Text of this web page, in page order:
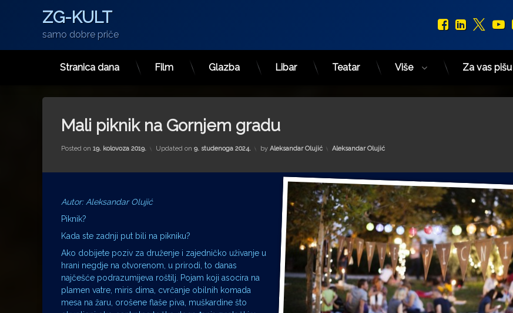
ZG-KULT
samo dobre priče
Facebook
Stranica dana Film Glazba Libar Teatar Više Za vas pišu
Mali piknik na Gornjem gradu
Posted on 19. kolovoza 2019. Updated on 9. studenoga 2024. by Aleksandar Olujić Kategorije:
Aleksandar Olujić
Autor: Aleksandar Olujić
Piknik?
Kada ste zadnji put bili na pikniku?
Ako dobijete poziv za druženje i zajedničko uživanje u
hrani negdje na otvorenom, u prirodi, to danas
najčešće podrazumijeva roštilj. Pojam koji asocira na
plamen vatre, miris dima, cvrčanje obilnih komada
mesa na žaru, orošene flaše piva, muškardine što